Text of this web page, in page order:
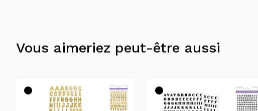
Vous aimeriez peut-être aussi